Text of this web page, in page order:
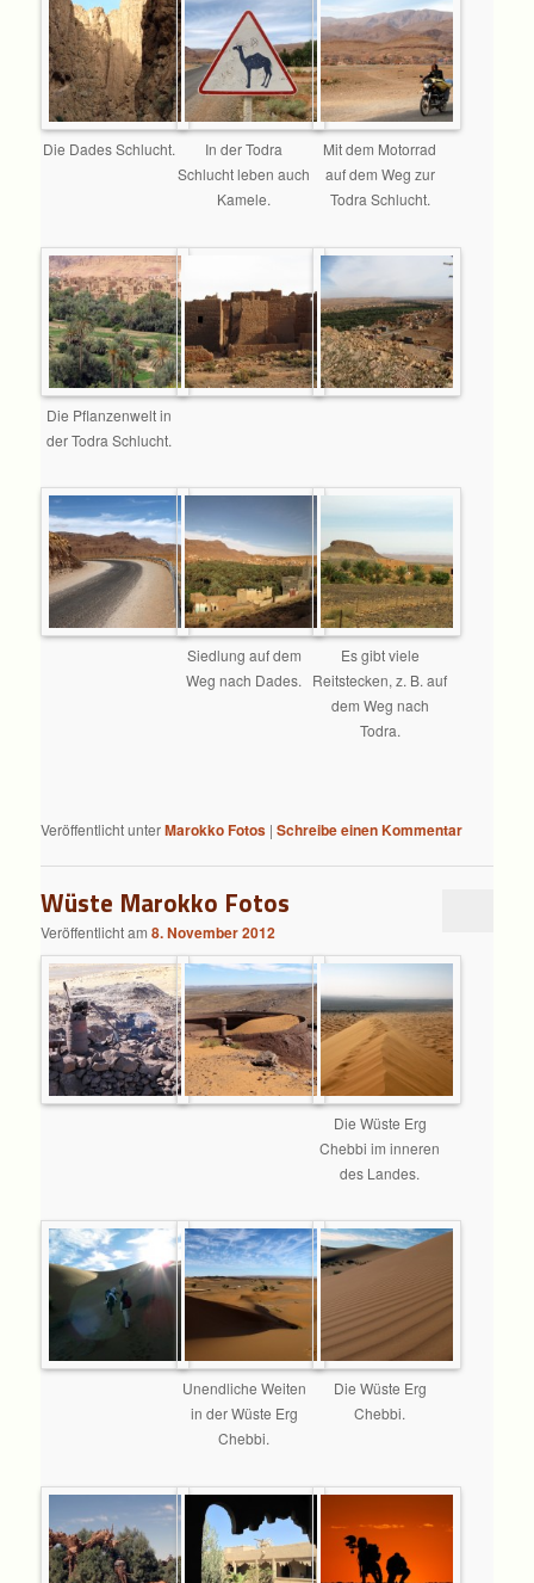
Die Dades Schlucht.
In der Todra
Schlucht leben auch
Kamele.
Mit dem Motorrad
auf dem Weg zur
Todra Schlucht.
Die Pflanzenwelt in
der Todra Schlucht.
Siedlung auf dem
Weg nach Dades.
Es gibt viele
Reitstecken, z. B. auf
dem Weg nach
Todra.
Veröffentlicht unterMarokko Fotos |Schreibe einen Kommentar
Wüste Marokko Fotos
Veröffentlicht am8. November 2012
Die Wüste Erg
Chebbi im inneren
des Landes.
Unendliche Weiten
in der Wüste Erg
Chebbi.
Die Wüste Erg
Chebbi.